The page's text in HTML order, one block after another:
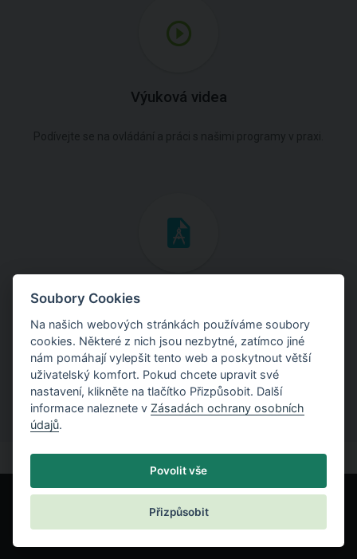
Výuková videa
Inženýrské manuály
Stáhněte si manuály s teoretickými i praktickými ukázkami
použití programů.
Soubory Cookies
Na našich webových stránkách používáme soubory
cookies. Některé z nich jsou nezbytné, zatímco jiné
nám pomáhají vylepšit tento web a poskytnout větší
uživatelský komfort. Pokud chcete upravit své
nastavení, klikněte na tlačítko Přizpůsobit. Další
informace naleznete v Zásadách ochrany osobních
údajů.
Povolit vše
Přizpůsobit